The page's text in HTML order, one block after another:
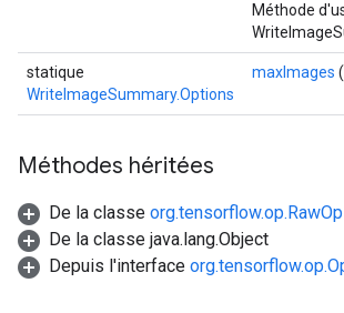
Méthode
statique
WriteImageSummary.Options
maxImages
Méthodes héritées
De la classe org.tensorflow.op.RawOp
De la classe java.lang.Object
Depuis l'interface